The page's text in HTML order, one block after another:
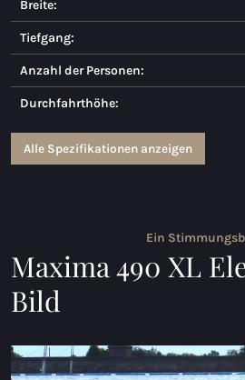
Maxima 730
Maxima 730I
Maxima 820 retro
Maxima 920 cabin
Alle Inland modelle
Elektrischen Schaluppen
Maxima 490 XL Elektrisch
Breite:
Tiefgang:
Anzahl der Personen:
Durchfahrthöhe:
Alle Spezifikationen anzeigen
Ein
Maxima 490 XL
Bild